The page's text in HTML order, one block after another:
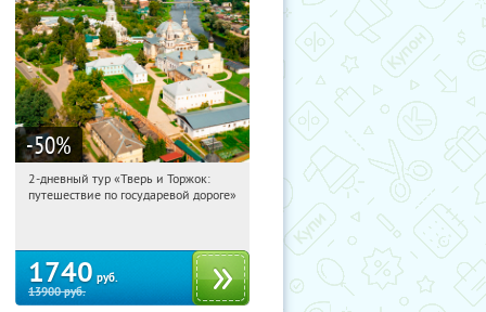
-50%
09:23:03 Купили:
2-дневный тур «Тверь и Торжок:
путешествие по государевой дороге»
1740 руб.
13900руб.